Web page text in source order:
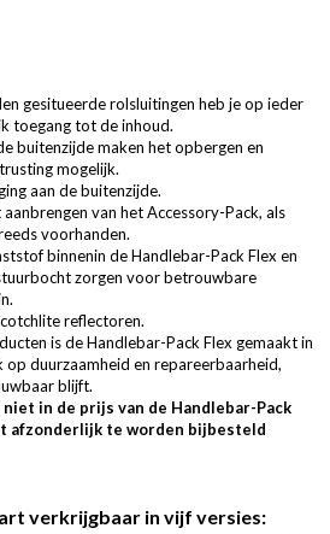
gesitueerde rolsluitingen heb je op ieder
toegang tot de inhoud.
buitenzijde maken het opbergen en
mogelijk.
aan de buitenzijde.
van het Accessory-Pack, als
voorhanden.
binnenin de Handlebar-Pack Flex en
zorgen voor betrouwbare
reflectoren.
is de Handlebar-Pack Flex gemaakt in
duurzaamheid en repareerbaarheid,
blijft.
in de prijs van de Handlebar-Pack
afzonderlijk te worden bijbesteld
verkrijgbaar in vijf versies: